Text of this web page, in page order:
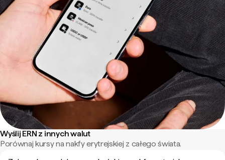
Wyślij ERN z innych walut
Porównaj kursy na nakfy erytrejskiej z całego świata.